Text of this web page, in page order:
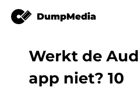
Music
Video
Spotify naar mp3
Inloggen
Werkt de
app niet? 10